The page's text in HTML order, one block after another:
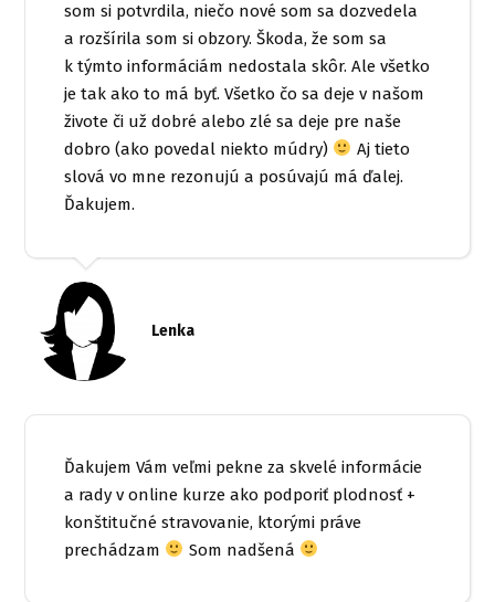
som si potvrdila, niečo nové som sa dozvedela
a rozšírila som si obzory. Škoda, že som sa
k týmto informáciám nedostala skôr. Ale všetko
je tak ako to má byť. Všetko čo sa deje v našom
živote či už dobré alebo zlé sa deje pre naše
dobro (ako povedal niekto múdry)
Aj tieto
slová vo mne rezonujú a posúvajú má ďalej.
Ďakujem.
Lenka
Ďakujem Vám veľmi pekne za skvelé informácie
a rady v online kurze ako podporiť plodnosť +
konštitučné stravovanie, ktorými práve
prechádzam
Som nadšená